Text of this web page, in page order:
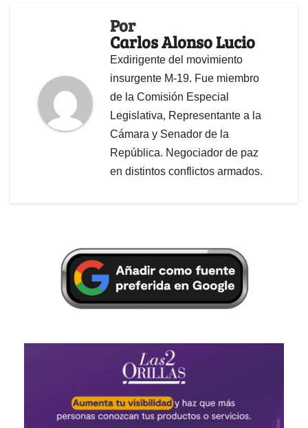
Por
Carlos Alonso Lucio
Exdirigente del movimiento
insurgente M-19. Fue miembro
de la Comisión Especial
Legislativa, Representante a la
Cámara y Senador de la
República. Negociador de paz
en distintos conflictos armados.